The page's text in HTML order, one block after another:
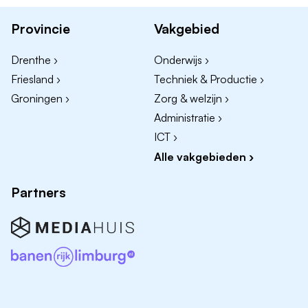
en vitrines aan en controleert prijskaartjes en
productinformatie.
producten en zorgt voor aantrekkelijke en
overzichtelijke presentaties.
Je ondersteunt bij proeverijen en acties en speelt in
op klantvragen, wensen en trends.
Je adviseert klanten met enthousiasme over ons
assortiment en helpt hen bij het maken van de
Omdat je regelmatig werkt in gekoelde en
diepvriestoeslag.
Werkdagen
Provincie
Drenthe ›
Friesland ›
Groningen ›
Vakgebied
Onderwijs ›
Techniek & Productie ›
Zorg & welzijn ›
Administratie ›
ICT ›
Alle vakgebieden ›
Partners